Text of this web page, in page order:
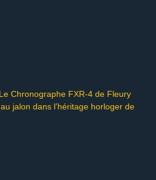
Le Chronographe FXR-4 de Fleury
jalon dans l’héritage horloger de